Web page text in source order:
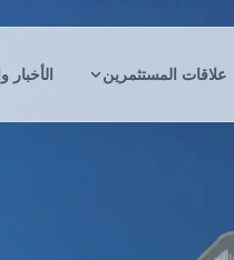
علاقات المستثمرين الأخبار